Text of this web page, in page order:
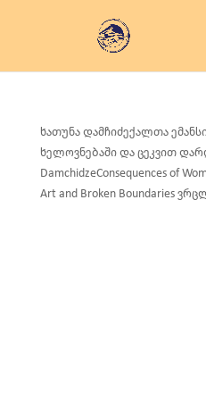
ხათუნა დამჩიძექალთა
ხელოვნებაში და ცეკვით
DamchidzeConsequences of
Art and Broken Boundaries